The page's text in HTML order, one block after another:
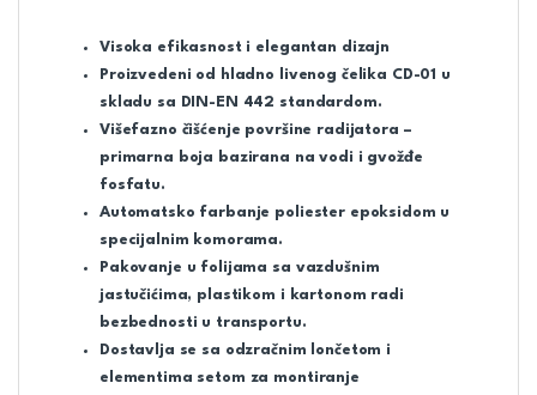
Visoka efikasnost i elegantan dizajn
Proizvedeni od hladno livenog čelika CD-01 u
skladu sa DIN-EN 442 standardom.
Višefazno čišćenje površine radijatora –
primarna boja bazirana na vodi i gvožđe
fosfatu.
Automatsko farbanje poliester epoksidom u
specijalnim komorama.
Pakovanje u folijama sa vazdušnim
jastučićima, plastikom i kartonom radi
bezbednosti u transportu.
Dostavlja se sa odzračnim lončetom i
elementima setom za montiranje